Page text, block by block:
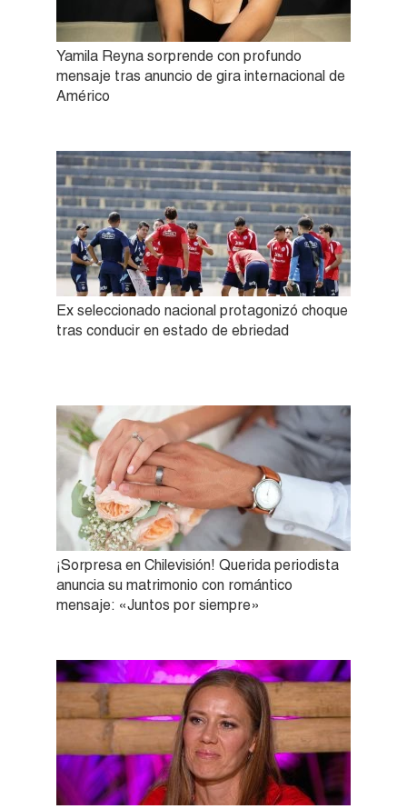
Yamila Reyna sorprende con profundo
mensaje tras anuncio de gira internacional de
Américo
Ex seleccionado nacional protagonizó choque
tras conducir en estado de ebriedad
¡Sorpresa en Chilevisión! Querida periodista
anuncia su matrimonio con romántico
mensaje: «Juntos por siempre»